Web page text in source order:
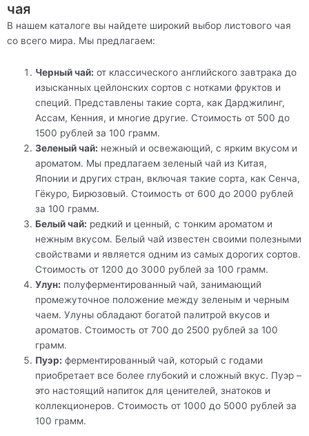
чая
В нашем каталоге вы найдете широкий выбор листового чая
со всего мира. Мы предлагаем:
Черный чай: от классического английского завтрака до
изысканных цейлонских сортов с нотками фруктов и
специй. Представлены такие сорта, как Дарджилинг,
Ассам, Кенния, и многие другие. Стоимость от 500 до
1500 рублей за 100 грамм.
Зеленый чай: нежный и освежающий, с ярким вкусом и
ароматом. Мы предлагаем зеленый чай из Китая,
Японии и других стран, включая такие сорта, как Сенча,
Гёкуро, Бирюзовый. Стоимость от 600 до 2000 рублей
за 100 грамм.
Белый чай: редкий и ценный, с тонким ароматом и
нежным вкусом. Белый чай известен своими полезными
свойствами и является одним из самых дорогих сортов.
Стоимость от 1200 до 3000 рублей за 100 грамм.
Улун: полуферментированный чай, занимающий
промежуточное положение между зеленым и черным
чаем. Улуны обладают богатой палитрой вкусов и
ароматов. Стоимость от 700 до 2500 рублей за 100
грамм.
Пуэр: ферментированный чай, который с годами
приобретает все более глубокий и сложный вкус. Пуэр –
это настоящий напиток для ценителей, знатоков и
коллекционеров. Стоимость от 1000 до 5000 рублей за
100 грамм.